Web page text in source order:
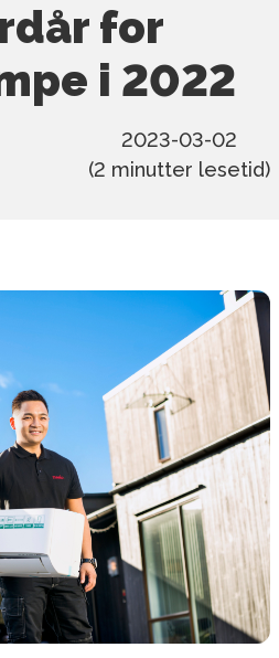
for
i 2022
2023-03-02
(2 minutter lesetid)